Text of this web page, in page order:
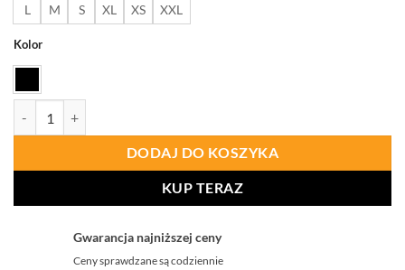
L M S XL XS XXL
Kolor
DODAJ DO KOSZYKA
KUP TERAZ
Gwarancja najniższej ceny
Ceny sprawdzane są codziennie